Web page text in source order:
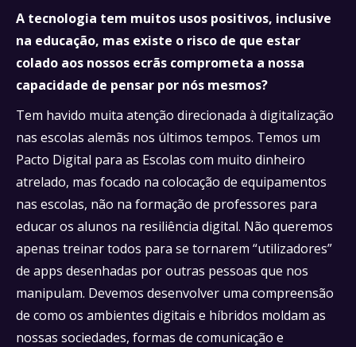
A tecnologia tem muitos usos positivos, inclusive
na educação, mas existe o risco de que estar
colado aos nossos ecrãs comprometa a nossa
capacidade de pensar por nós mesmos?
Tem havido muita atenção direcionada à digitalização
nas escolas alemãs nos últimos tempos. Temos um
Pacto Digital para as Escolas com muito dinheiro
atrelado, mas focado na colocação de equipamentos
nas escolas, não na formação de professores para
educar os alunos na resiliência digital. Não queremos
apenas treinar todos para se tornarem “utilizadores”
de apps desenhadas por outras pessoas que nos
manipulam. Devemos desenvolver uma compreensão
de como os ambientes digitais e híbridos moldam as
nossas sociedades, formas de comunicação e